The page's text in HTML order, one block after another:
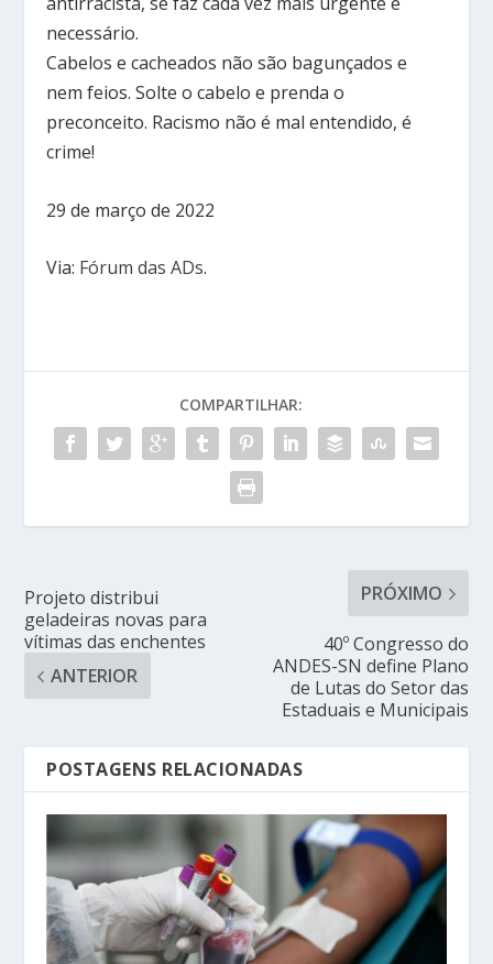
necessário.
Cabelos e cacheados não são bagunçados e
nem feios. Solte o cabelo e prenda o
preconceito. Racismo não é mal entendido, é
crime!
29 de março de 2022
Via: Fórum das ADs.
COMPARTILHAR:
Projeto distribui
geladeiras novas para
vítimas das enchentes
ANTERIOR
PRÓXIMO
40º Congresso do
ANDES-SN define Plano
de Lutas do Setor das
Estaduais e Municipais
POSTAGENS RELACIONADAS